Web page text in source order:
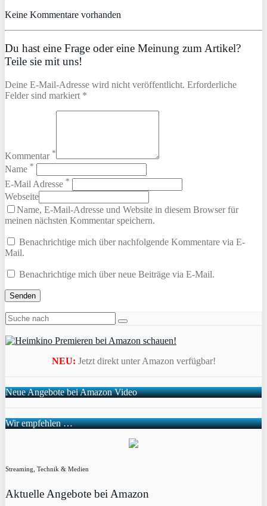
Keine Kommentare vorhanden
Du hast eine Frage oder eine Meinung zum Artikel?
Teile sie mit uns!
Deine E-Mail-Adresse wird nicht veröffentlicht. Erforderliche
Felder sind markiert *
Kommentar *
Name *
E-Mail Adresse *
Webseite
Name, E-Mail-Adresse und Website in diesem Browser für
meinen nächsten Kommentar speichern.
Benachrichtige mich über nachfolgende Kommentare via E-
Mail.
Benachrichtige mich über neue Beiträge via E-Mail.
NEU: Jetzt direkt unter Amazon verfügbar!
Neue Angebote bei Amazon Video
Wir empfehlen …
Streaming, Technik & Medien
Aktuelle Angebote bei Amazon